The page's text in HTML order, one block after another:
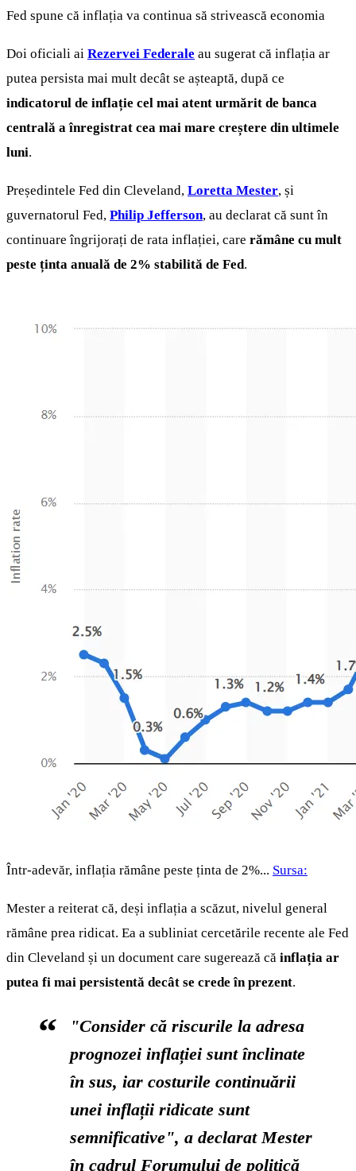
Fed spune că inflația va continua să strivească economia
Doi oficiali ai Rezervei Federale au sugerat că inflația ar
putea persista mai mult decât se așteaptă, după ce
indicatorul de inflație cel mai atent urmărit de banca
centrală a înregistrat cea mai mare creștere din ultimele
luni.
Președintele Fed din Cleveland, Loretta Mester, și
guvernatorul Fed, Philip Jefferson, au declarat că sunt în
continuare îngrijorați de rata inflației, care rămâne cu mult
peste ținta anuală de 2% stabilită de Fed.
Într-adevăr, inflația rămâne peste ținta de 2%... Sursa:
Mester a reiterat că, deși inflația a scăzut, nivelul general
rămâne prea ridicat. Ea a subliniat cercetările recente ale Fed
din Cleveland și un document care sugerează că inflația ar
putea fi mai persistentă decât se crede în prezent.
"Consider că riscurile la adresa
prognozei inflației sunt înclinate
în sus, iar costurile continuării
unei inflații ridicate sunt
semnificative", a declarat Mester
în cadrul Forumului de politică